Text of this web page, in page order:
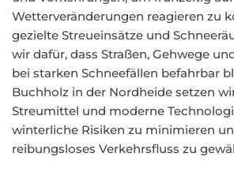
Wetterveränderungen reagieren zu
gezielte Streueinsätze und
wir dafür, dass Straßen, Gehwege
bei starken Schneefällen befahrbar
Buchholz in der Nordheide setzen
Streumittel und moderne
winterliche Risiken zu minimieren
reibungsloses Verkehrsfluss zu